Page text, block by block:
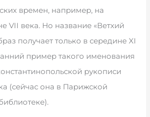
времен, например, на
VII века. Но название «Ветхий
получает только в середине XI
пример такого именования
рукописи
(сейчас она в Парижской